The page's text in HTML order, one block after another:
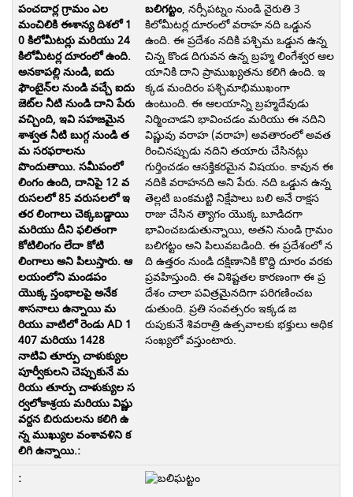
బలిగట్టం, నర్సీపట్నం నుండి నైరుతి 3
కిలోమీటర్ల దూరంలో వరాహ నది ఒడ్డున
ఉంది. ఈ ప్రదేశం నదికి పశ్చిమ ఒడ్డున ఉన్న
చిన్న కొండ దిగువన ఉన్న బ్రహ్మ లింగేశ్వర ఆల
యానికి దాని ప్రాముఖ్యతను కలిగి ఉంది. ఇ
క్కడ మందిరం పశ్చిమాభిముఖంగా
ఉంటుంది. ఈ ఆలయాన్ని బ్రహ్మదేవుడు
నిర్మించాడని భావించడం మరియు ఈ నదిని
విష్ణువు వరాహ (వరాహ) అవతారంలో అవత
రించినప్పుడు నదిని తయారు చేసినట్లు
గుర్తించడం ఆసక్తికరమైన విషయం. కావున ఈ
నదికి వరాహనది అని పేరు. నది ఒడ్డున ఉన్న
తెల్లటి బంకమట్టి నిక్షేపాలు బలి అనే రాక్షస
రాజు చేసిన త్యాగం యొక్క బూడిదగా
భావించబడుతున్నాయి, అతని నుండి గ్రామం
బలిగట్టం అని పిలువబడింది. ఈ ప్రదేశంలో న
ది ఉత్తరం నుండి దక్షిణానికి కొద్ది దూరం వరకు
ప్రవహిస్తుంది. ఈ విశిష్టతల కారణంగా ఈ ప్ర
దేశం చాలా పవిత్రమైనదిగా పరిగణించబ
డుతుంది. ప్రతి సంవత్సరం ఇక్కడ జ
రుపుకునే శివరాత్రి ఉత్సవాలకు భక్తులు అధిక
సంఖ్యలో వస్తుంటారు.